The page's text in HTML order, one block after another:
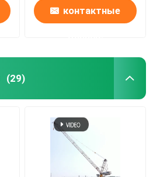
контактные
(29)